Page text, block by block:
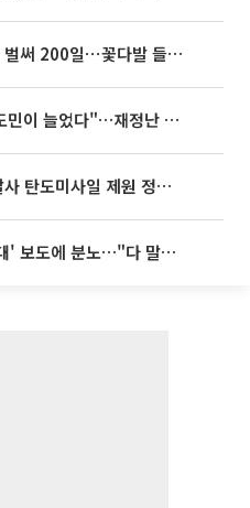
아옳이, 한의사 김형배와 벌써 200일⋯꽃다발 들고 "프러포즈 아냐"
추미애 "복지가 아니라 도민이 늘었다"…재정난 책임론 정면돌파
미사일 제원 정밀분석 중"
박문성, 축구협회 '성 접대' 보도에 분노…"다 말아먹으려고 작정했나"